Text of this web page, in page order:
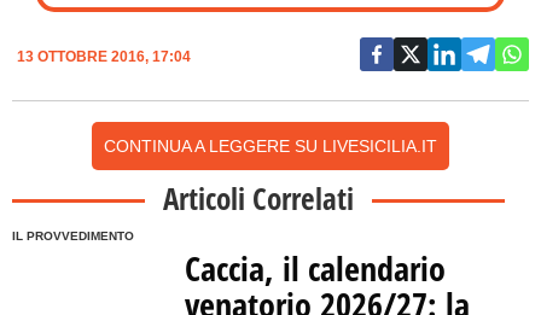
13 OTTOBRE 2016, 17:04
CONTINUA A LEGGERE SU LIVESICILIA.IT
Articoli Correlati
IL PROVVEDIMENTO
Caccia, il calendario
venatorio 2026/27: la